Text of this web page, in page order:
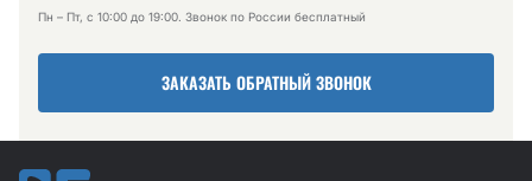
Пн – Пт, с 10:00 до 19:00. Звонок по России бесплатный
ЗАКАЗАТЬ ОБРАТНЫЙ ЗВОНОК